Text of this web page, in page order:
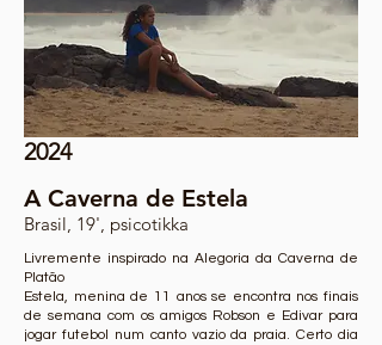
2024
A Caverna de Estela
Brasil, 19', psicotikka
Livremente inspirado na Alegoria da Caverna de
Platão
Estela, menina de 11 anos se encontra nos finais
de semana com os amigos Robson e Edivar para
jogar futebol num canto vazio da praia. Certo dia